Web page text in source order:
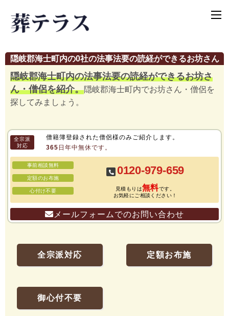
隠岐郡海士町内の0社の法事法要の読経ができるお坊さん
隠岐郡海士町内の法事法要の読経ができるお坊さ
ん・僧侶を紹介。隠岐郡海士町内でお坊さん・僧侶を
探してみましょう。
全宗派
対応
僧籍簿登録された僧侶様のみご紹介します。
365日年中無休です。
事前相談無料
定額のお布施
心付け不要
0120-979-659
見積もりは無料です。
お気軽にご相談ください！
メールフォームでのお問い合わせ
全宗派対応 定額お布施
御心付不要